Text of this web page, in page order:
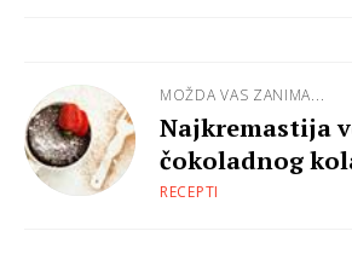
MOŽDA VAS ZANIMA...
Najkremastija
čokoladnog
RECEPTI